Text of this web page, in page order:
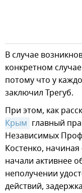
В случае
конкретном
потому что у
заключил Трегуб.
При этом, как
Крым главный
Независимых
Костенко,
начали активнее
неполучении
действий,